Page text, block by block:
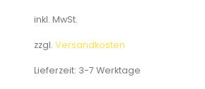
inkl. MwSt.
zzgl. Versandkosten
Lieferzeit: 3-7 Werktage